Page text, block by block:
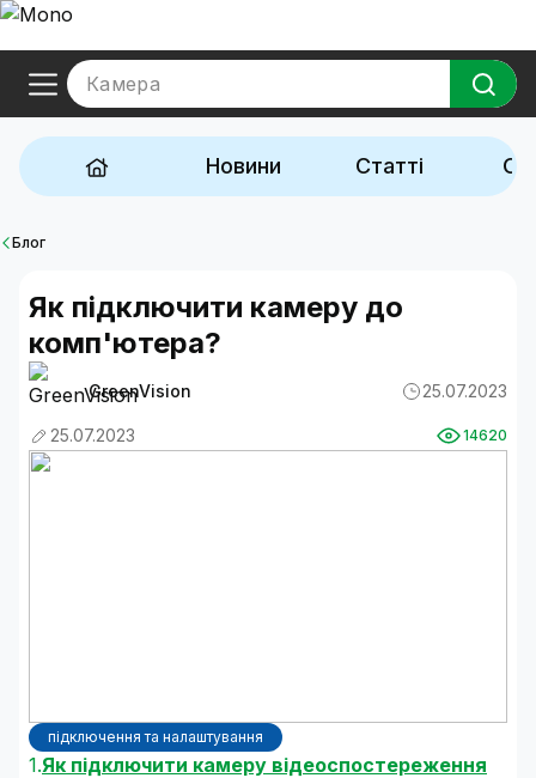
Камера
Новини Статті
Блог
Як підключити камеру до
комп'ютера?
GreenVision 25.07.2023
25.07.2023 14620
підключення та налаштування
Як підключити камеру відеоспостереження